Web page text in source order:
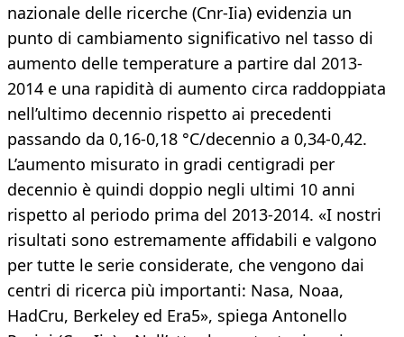
nazionale delle ricerche (Cnr-Iia) evidenzia un
punto di cambiamento significativo nel tasso di
aumento delle temperature a partire dal 2013-
2014 e una rapidità di aumento circa raddoppiata
nell’ultimo decennio rispetto ai precedenti
passando da 0,16-0,18 °C/decennio a 0,34-0,42.
L’aumento misurato in gradi centigradi per
decennio è quindi doppio negli ultimi 10 anni
rispetto al periodo prima del 2013-2014. «I nostri
risultati sono estremamente affidabili e valgono
per tutte le serie considerate, che vengono dai
centri di ricerca più importanti: Nasa, Noaa,
HadCru, Berkeley ed Era5», spiega Antonello